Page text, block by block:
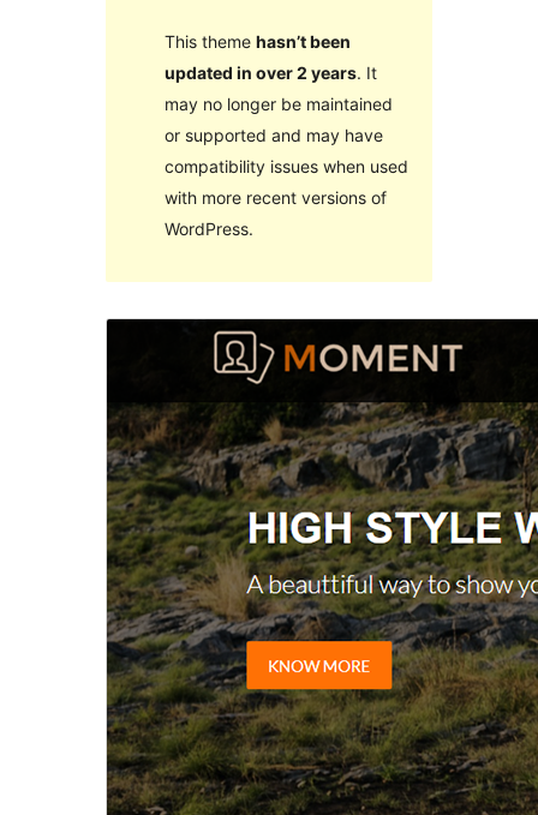
This theme hasn’t been
updated in over 2 years. It
may no longer be maintained
or supported and may have
compatibility issues when used
with more recent versions of
WordPress.